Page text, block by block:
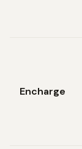
Encharge